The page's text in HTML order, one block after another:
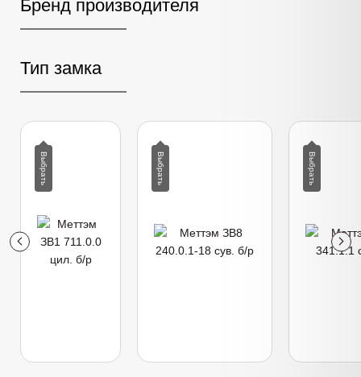
Бренд производителя
Тип замка